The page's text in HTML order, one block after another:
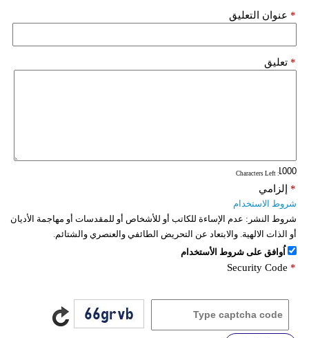
عنوان التعليق *
تعليق *
: Characters Left
إلزامي *
شروط الاستخدام
شروط النشر: عدم الإساءة للكاتب أو للأشخاص أو للمقدسات أو مهاجمة الأديان
أو الذات الالهية. والابتعاد عن التحريض الطائفي والعنصري والشتائم.
اُوافق على شروط الأستخدام
Security Code *